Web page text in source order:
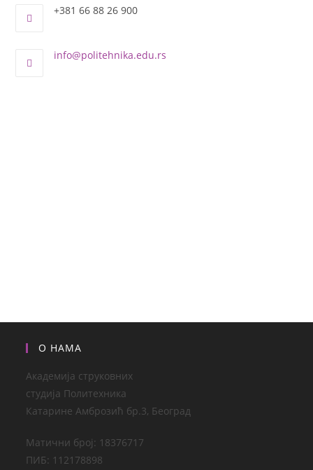
+381 66 88 26 900
info@politehnika.edu.rs
О НАМА
Академија струковних
студија Политехника
Катарине Амброзић бр.3, Београд
Матични број: 18376717
ПИБ: 112178898